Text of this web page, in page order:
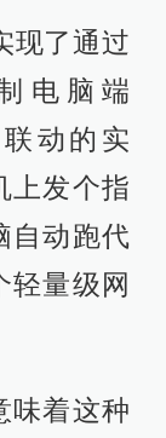
现了通过
电脑端
动的实
上发个指
自动跑代
轻量级网
味着这种